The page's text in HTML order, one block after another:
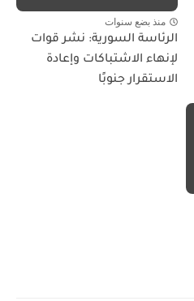
منذ بضع سنوات
الرئاسة السورية: نشر قوات
لإنهاء الاشتباكات وإعادة
الاستقرار جنوبًا